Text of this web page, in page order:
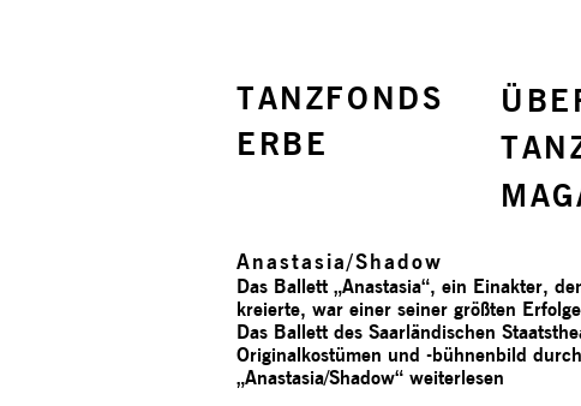
TANZFONDS
ERBE
Anastasia/­Shadow
Das Ballett „Anastasia“, ein Einakter,
kreierte, war einer seiner größten
Das Ballett des Saarländischen
Originalkostümen und -bühnenbild
„Anastasia/­Shadow“ weiterlesen